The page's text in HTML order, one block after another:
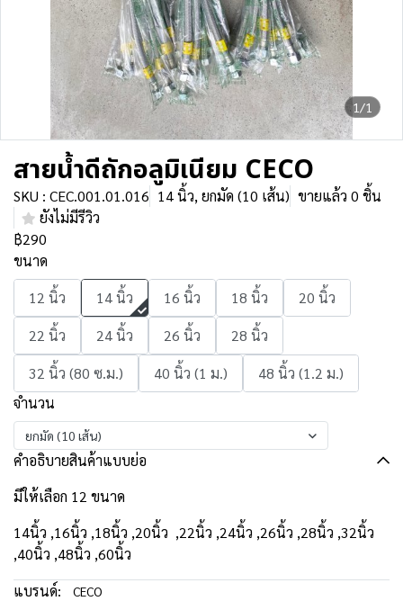
1/1
สายน้ำดีถักอลูมิเนียม CECO
SKU : CEC.001.01.016 14 นิ้ว, ยกมัด (10 เส้น) ขายแล้ว 0 ชิ้น
ยังไม่มีรีวิว
฿290
ขนาด
12 นิ้ว
14 นิ้ว 16 นิ้ว 18 นิ้ว
20 นิ้ว
22 นิ้ว
24 นิ้ว 26 นิ้ว
28 นิ้ว
32 นิ้ว (80 ซ.ม.)
40 นิ้ว (1 ม.)
48 นิ้ว (1.2 ม.)
จำนวน
ยกมัด (10 เส้น)
คำอธิบายสินค้าแบบย่อ
มีให้เลือก 12 ขนาด
14นิ้ว ,16นิ้ว ,18นิ้ว ,20นิ้ว ,22นิ้ว ,24นิ้ว ,26นิ้ว ,28นิ้ว ,32นิ้ว
,40นิ้ว ,48นิ้ว ,60นิ้ว
แบรนด์:
CECO